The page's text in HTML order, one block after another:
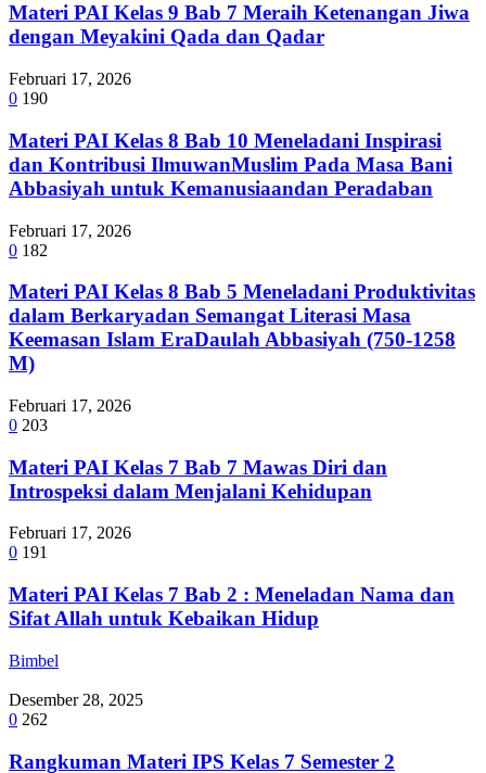
Materi PAI Kelas 9 Bab 7 Meraih Ketenangan Jiwa
dengan Meyakini Qada dan Qadar
Februari 17, 2026
0 190
Materi PAI Kelas 8 Bab 10 Meneladani Inspirasi
dan Kontribusi IlmuwanMuslim Pada Masa Bani
Abbasiyah untuk Kemanusiaandan Peradaban
Februari 17, 2026
0 182
Materi PAI Kelas 8 Bab 5 Meneladani Produktivitas
dalam Berkaryadan Semangat Literasi Masa
Keemasan Islam EraDaulah Abbasiyah (750-1258
M)
Februari 17, 2026
0 203
Materi PAI Kelas 7 Bab 7 Mawas Diri dan
Introspeksi dalam Menjalani Kehidupan
Februari 17, 2026
0 191
Materi PAI Kelas 7 Bab 2 : Meneladan Nama dan
Sifat Allah untuk Kebaikan Hidup
Bimbel
Desember 28, 2025
0 262
Rangkuman Materi IPS Kelas 7 Semester 2